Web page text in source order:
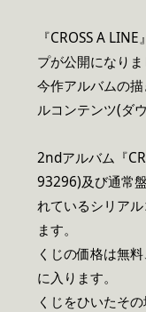
『CROSS A
プが公開になりま
今作アルバムの
ルコンテンツ(ダ
2ndアルバム『
93296)及び通常
れているシリア
ます。
くじの価格は無
に入ります。
くじをひいたそ